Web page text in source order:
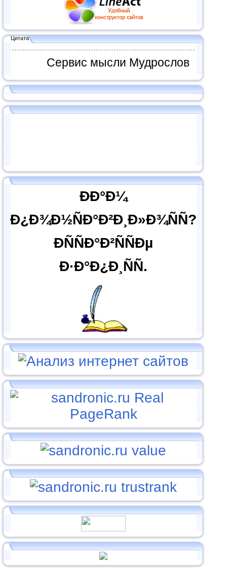
Цитата
Сервис мысли Мудрослов
ÐÐ°Ð¼
Ð¿Ð¾Ð½ÑÐ°Ð²Ð¸Ð»Ð¾ÑÑ?
ÐÑÑÐ°Ð²ÑÑÐµ
Ð·Ð°Ð¿Ð¸ÑÑ.